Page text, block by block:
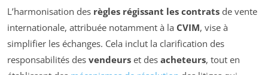
L’harmonisation des règles régissant les contrats de vente
internationale, attribuée notamment à la CVIM, vise à
simplifier les échanges. Cela inclut la clarification des
responsabilités des vendeurs et des acheteurs, tout en